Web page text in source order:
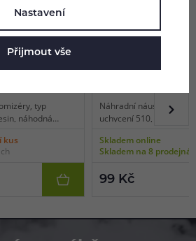
Epoxy
typ
náhodná
kus
Resin 510 SL211
Náhradní náustek pro
uchycení 510, materiál
Skladem online
Skladem na 8
99 Kč
Nastavení
Přijmout vše